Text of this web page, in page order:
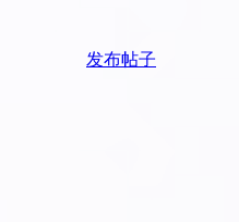
发布帖子